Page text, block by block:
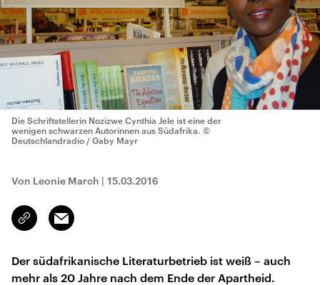
Die Schriftstellerin Nozizwe Cynthia Jele ist eine der
wenigen schwarzen Autorinnen aus Südafrika. ©
Deutschlandradio / Gaby Mayr
Von Leonie March | 15.03.2016
Link
kopieren/teilen
Email
Der südafrikanische Literaturbetrieb ist weiß – auch
mehr als 20 Jahre nach dem Ende der Apartheid.